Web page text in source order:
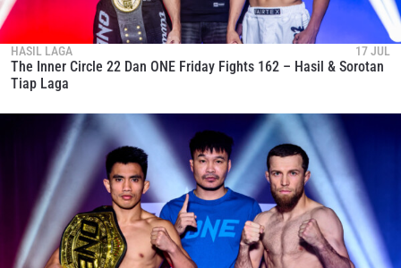
HASIL LAGA 17 JUL
The Inner Circle 22 Dan ONE Friday Fights 162 – Hasil & Sorotan
Tiap Laga